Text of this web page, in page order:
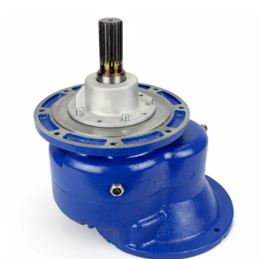
Оборудование для производства ЖБИ
Телескопические загрузчики
Промышленные вибраторы
Рециклинг
Дробильно-сортировочный комплекс
Околопрессовочное оборудование
Экспертные услуги
Модернизация и техническое перевооружение
Зимний комплект. Изготовление и монтаж